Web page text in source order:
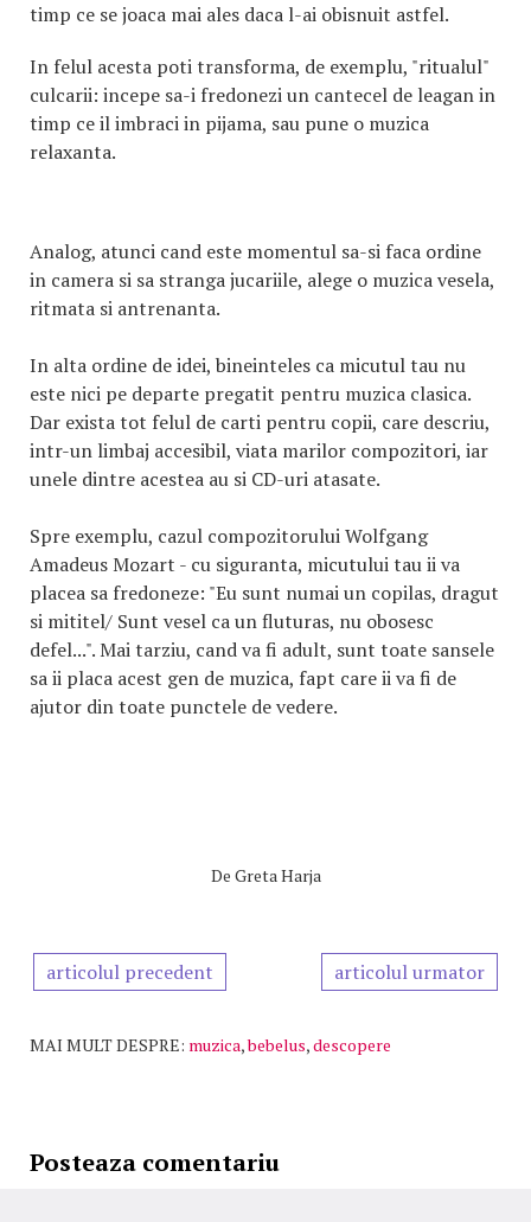
timp ce se joaca mai ales daca l-ai obisnuit astfel.
In felul acesta poti transforma, de exemplu, "ritualul"
culcarii: incepe sa-i fredonezi un cantecel de leagan in
timp ce il imbraci in pijama, sau pune o muzica
relaxanta.
Analog, atunci cand este momentul sa-si faca ordine
in camera si sa stranga jucariile, alege o muzica vesela,
ritmata si antrenanta.
In alta ordine de idei, bineinteles ca micutul tau nu
este nici pe departe pregatit pentru muzica clasica.
Dar exista tot felul de carti pentru copii, care descriu,
intr-un limbaj accesibil, viata marilor compozitori, iar
unele dintre acestea au si CD-uri atasate.
Spre exemplu, cazul compozitorului Wolfgang
Amadeus Mozart - cu siguranta, micutului tau ii va
placea sa fredoneze: "Eu sunt numai un copilas, dragut
si mititel/ Sunt vesel ca un fluturas, nu obosesc
defel...". Mai tarziu, cand va fi adult, sunt toate sansele
sa ii placa acest gen de muzica, fapt care ii va fi de
ajutor din toate punctele de vedere.
De Greta Harja
articolul precedent articolul urmator
MAI MULT DESPRE: muzica,bebelus,descopere
Posteaza comentariu